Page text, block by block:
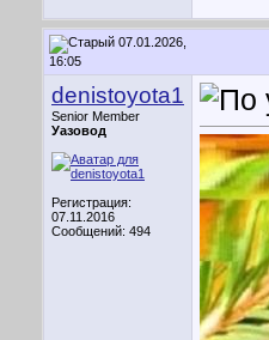
07.01.2026,
16:05
denistoyota1
Senior Member
Уазовод
Регистрация:
07.11.2016
Сообщений: 494